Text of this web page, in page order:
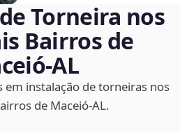
Torneira nos
Bairros de
em instalação de torneiras nos
de Maceió‑AL.